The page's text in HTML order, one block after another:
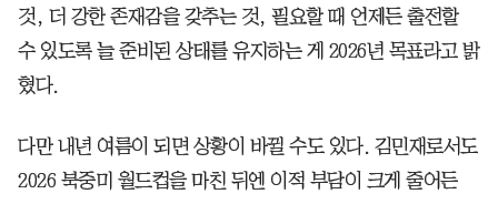
것, 더 강한 존재감을 갖추는 것, 필요할 때 언제든 출전할
수 있도록 늘 준비된 상태를 유지하는 게 2026년 목표라고 밝
혔다.
다만 내년 여름이 되면 상황이 바뀔 수도 있다. 김민재로서도
2026 북중미 월드컵을 마친 뒤엔 이적 부담이 크게 줄어든